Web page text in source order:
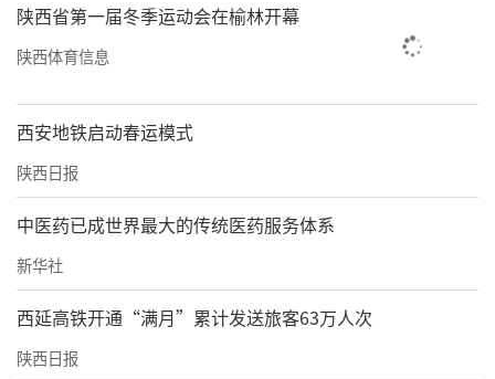
陕西省第一届冬季运动会在榆林开幕
陕西体育信息
西安地铁启动春运模式
陕西日报
中医药已成世界最大的传统医药服务体系
新华社
西延高铁开通“满月”累计发送旅客63万人次
陕西日报